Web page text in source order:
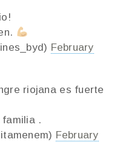
February
riojana es fuerte
.
February